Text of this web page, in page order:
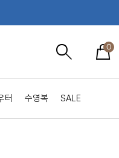
0
터 수영복 SALE